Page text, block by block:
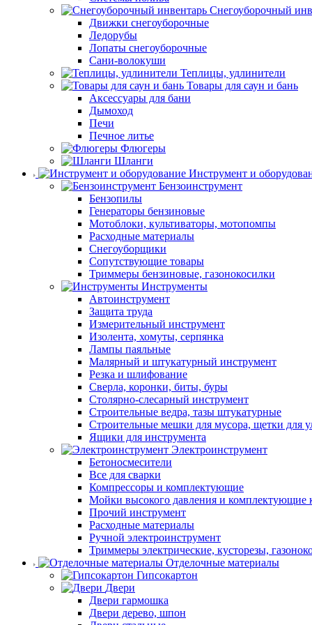
Снегоуборочный
Движки снегоуборочные
Ледорубы
Лопаты снегоуборочные
Сани-волокуши
Теплицы, удлинители
Товары для саун и бань
Аксессуары для бани
Дымоход
Печи
Печное литье
Флюгеры
Шланги
Инструмент и
Бензоинструмент
Бензопилы
Генераторы бензиновые
Мотоблоки, культиваторы, мотопомпы
Расходные материалы
Снегоуборщики
Сопутствующие товары
Триммеры бензиновые, газонокосилки
Инструменты
Автоинструмент
Защита труда
Измерительный инструмент
Изолента, хомуты, серпянка
Лампы паяльные
Малярный и штукатурный инструмент
Резка и шлифование
Сверла, коронки, биты, буры
Столярно-слесарный инструмент
Строительные ведра, тазы штукатурные
Строительные мешки для мусора, щетки для
Ящики для инструмента
Электроинструмент
Бетоносмесители
Все для сварки
Компрессоры и комплектующие
Мойки высокого давления и комплектующие
Прочий инструмент
Расходные материалы
Ручной электроинструмент
Триммеры электрические, кусторезы,
Отделочные материалы
Гипсокартон
Двери
Двери гармошка
Двери дерево, шпон